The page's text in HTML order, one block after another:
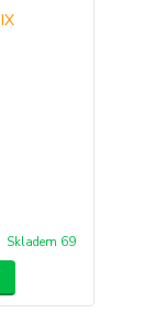
Skladem 69